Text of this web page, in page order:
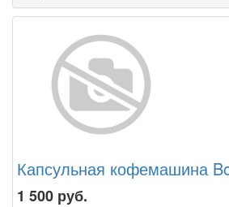
Капсульная кофемашина
1 500 руб.